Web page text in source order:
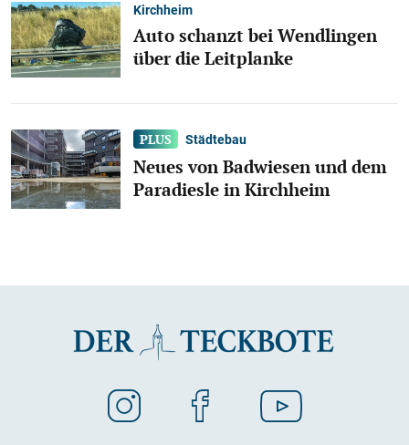
Kirchheim
Auto schanzt bei Wendlingen
über die Leitplanke
Städtebau
Neues von Badwiesen und dem
Paradiesle in Kirchheim